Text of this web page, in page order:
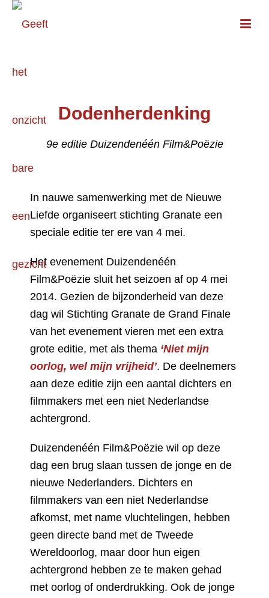
Dodenherdenking
9e editie Duizendenéén Film&Poëzie
In nauwe samenwerking met de Nieuwe
Liefde organiseert stichting Granate een
speciale editie ter ere van 4 mei.
Het evenement Duizendenéén
Film&Poëzie sluit het seizoen af op 4 mei
2014. Gezien de bijzonderheid van deze
dag wil Stichting Granate de Grand Finale
van het evenement vieren met een extra
grote editie, met als thema ‘Niet mijn
oorlog, wel mijn vrijheid’. De deelnemers
aan deze editie zijn een aantal dichters en
filmmakers met een niet Nederlandse
achtergrond.
Duizendenéén Film&Poëzie wil op deze
dag een brug slaan tussen de jonge en de
nieuwe Nederlanders. Dichters en
filmmakers van een niet Nederlandse
afkomst, met name vluchtelingen, hebben
geen directe band met de Tweede
Wereldoorlog, maar door hun eigen
achtergrond hebben ze te maken gehad
met oorlog of onderdrukking. Ook de jonge